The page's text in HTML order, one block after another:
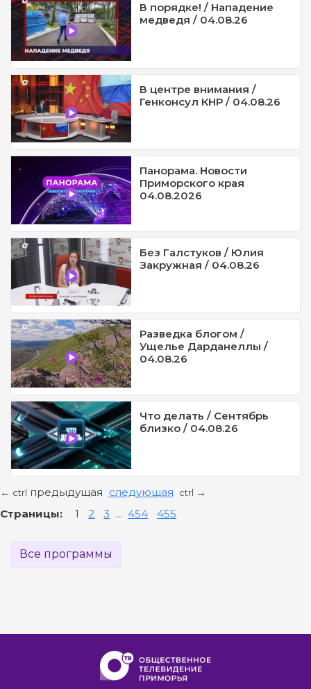
В порядке! / Нападение
медведя / 04.08.26
В центре внимания /
Генконсул КНР / 04.08.26
Панорама. Новости
Приморского края
04.08.2026
Без Галстуков / Юлия
Закружная / 04.08.26
Разведка блогом /
Ущелье Дарданеллы /
04.08.26
Что делать / Сентябрь
близко / 04.08.26
← ctrl предыдущая следующая ctrl →
Страницы: 1 2 3 ... 454 455
Все программы